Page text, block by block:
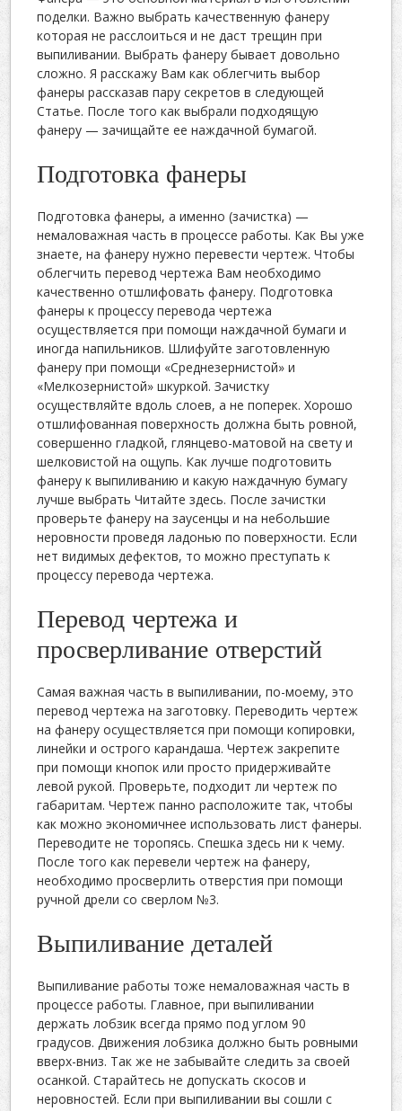
поделки. Важно выбрать качественную фанеру
которая не расслоиться и не даст трещин при
выпиливании. Выбрать фанеру бывает довольно
сложно. Я расскажу Вам как облегчить выбор
фанеры рассказав пару секретов в следующей
Статье. После того как выбрали подходящую
фанеру — зачищайте ее наждачной бумагой.
Подготовка фанеры
Подготовка фанеры, а именно (зачистка) —
немаловажная часть в процессе работы. Как Вы уже
знаете, на фанеру нужно перевести чертеж. Чтобы
облегчить перевод чертежа Вам необходимо
качественно отшлифовать фанеру. Подготовка
фанеры к процессу перевода чертежа
осуществляется при помощи наждачной бумаги и
иногда напильников. Шлифуйте заготовленную
фанеру при помощи «Среднезернистой» и
«Мелкозернистой» шкуркой. Зачистку
осуществляйте вдоль слоев, а не поперек. Хорошо
отшлифованная поверхность должна быть ровной,
совершенно гладкой, глянцево-матовой на свету и
шелковистой на ощупь. Как лучше подготовить
фанеру к выпиливанию и какую наждачную бумагу
лучше выбрать Читайте здесь. После зачистки
проверьте фанеру на заусенцы и на небольшие
неровности проведя ладонью по поверхности. Если
нет видимых дефектов, то можно преступать к
процессу перевода чертежа.
Перевод чертежа и
просверливание отверстий
Самая важная часть в выпиливании, по-моему, это
перевод чертежа на заготовку. Переводить чертеж
на фанеру осуществляется при помощи копировки,
линейки и острого карандаша. Чертеж закрепите
при помощи кнопок или просто придерживайте
левой рукой. Проверьте, подходит ли чертеж по
габаритам. Чертеж панно расположите так, чтобы
как можно экономичнее использовать лист фанеры.
Переводите не торопясь. Спешка здесь ни к чему.
После того как перевели чертеж на фанеру,
необходимо просверлить отверстия при помощи
ручной дрели со сверлом №3.
Выпиливание деталей
Выпиливание работы тоже немаловажная часть в
процессе работы. Главное, при выпиливании
держать лобзик всегда прямо под углом 90
градусов. Движения лобзика должно быть ровными
вверх-вниз. Так же не забывайте следить за своей
осанкой. Старайтесь не допускать скосов и
неровностей. Если при выпиливании вы сошли с